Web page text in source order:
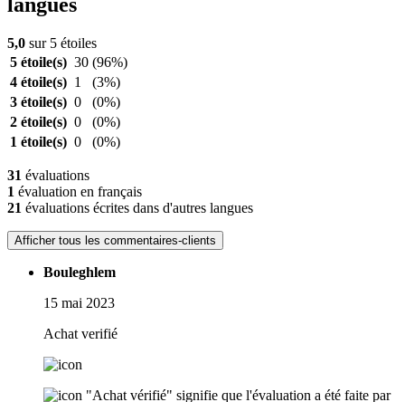
5,0 sur 5 étoiles
5 étoile(s) 30 (96%)
4 étoile(s) 1
(3%)
3 étoile(s) 0
(0%)
2 étoile(s) 0
(0%)
1 étoile(s) 0 (0%)
31 évaluations
1 évaluation en français
21 évaluations écrites dans d'autres langues
Afficher tous les commentaires-clients
Bouleghlem
15 mai 2023
Achat verifié
"Achat vérifié" signifie que l'évaluation a été faite par